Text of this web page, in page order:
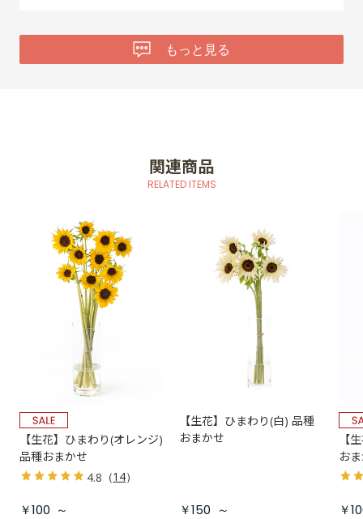
もっと見る
関連商品
RELATED ITEMS
【生花】ひまわり(オレンジ)
品種おまかせ
4.8 （14）
￥100 ～
【生花】ひまわり(白) 品種
おまかせ
￥150 ～
【
お
￥